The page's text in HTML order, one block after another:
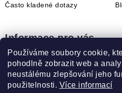
Používáme soubory cookie,
pohodlně zobrazit web a
neustálému zlepšování jeho
použitelnosti. Více informací
Často kladené dotazy
Informace pro vás
Sleva pro registrované
Naše novinky
Jak uplatnit slevový kupón?
Jak nakupovat?